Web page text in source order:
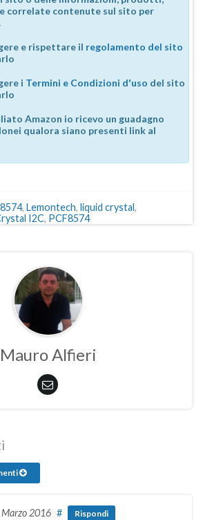
correlate contenute sul sito per
e rispettare il regolamento del sito
i Termini e Condizioni d'uso del sito
Amazon io ricevo un guadagno
qualora siano presenti link al
, Lemontech, liquid crystal,
I2C, PCF8574
Mauro Alfieri
Marzo 2016 # Rispondi